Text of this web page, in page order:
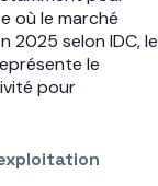
où le marché
2025 selon IDC, le
le
pour